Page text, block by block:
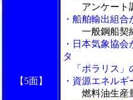
【5面】
アンケート
・船舶輸出組
一般鋼船契
・日本気象協
タ
「ポラリス」
・資源エネル
燃料油生産